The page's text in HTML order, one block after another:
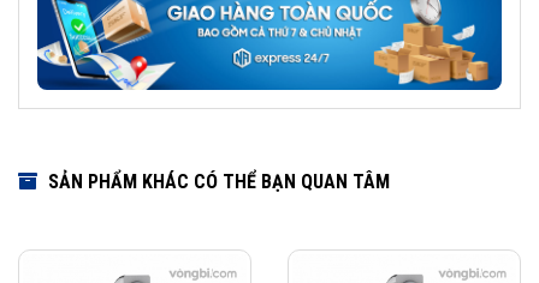
SẢN PHẨM KHÁC CÓ THỂ BẠN QUAN TÂM